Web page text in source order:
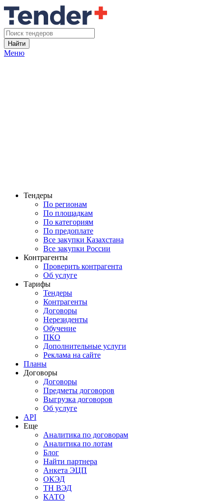
Найти
Меню
Тендеры
По регионам
По площадкам
По категориям
По предоплате
Все закупки Казахстана
Все закупки России
Контрагенты
Проверить контрагента
Об услуге
Тарифы
Тендеры
Контрагенты
Договоры
Нерезиденты
Обучение
ПКО
Дополнительные услуги
Реклама на сайте
Планы
Договоры
Договоры
Предметы договоров
Выгрузка договоров
Об услуге
API
Еще
Аналитика по договорам
Аналитика по лотам
Блог
Найти партнера
Анкета ЭЦП
ОКЭД
ТН ВЭД
КАТО